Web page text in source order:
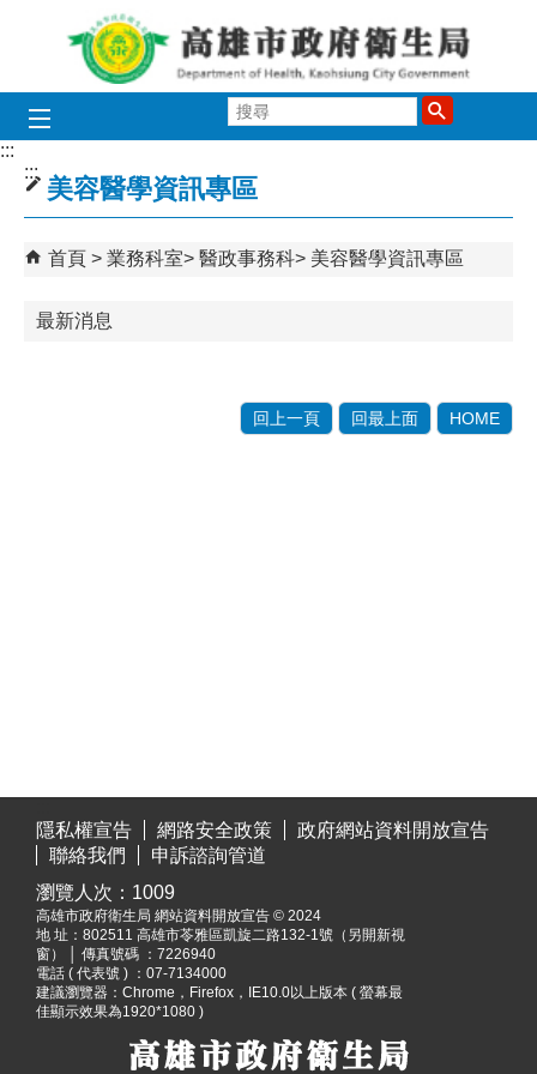
跳到主要內容區塊
尋
:::
:::
美容醫學資訊專區
首頁 業務科室 醫政事務科 美容醫學資訊專區
最新消息
回上一頁 回最上面 HOME
隱私權宣告
網路安全政策
政府網站資料開放宣告
聯絡我們
申訴諮詢管道
瀏覽人次： 1009
高雄市政府衛生局 網站資料開放宣告 © 2024
地 址： 802511 高雄市苓雅區凱旋二路132-1號（另開新視
窗）
│ 傳真號碼 ：7226940
電話 ( 代表號 ) ：07-7134000
建議瀏覽器：Chrome，Firefox，IE10.0以上版本 ( 螢幕最
佳顯示效果為1920*1080 )